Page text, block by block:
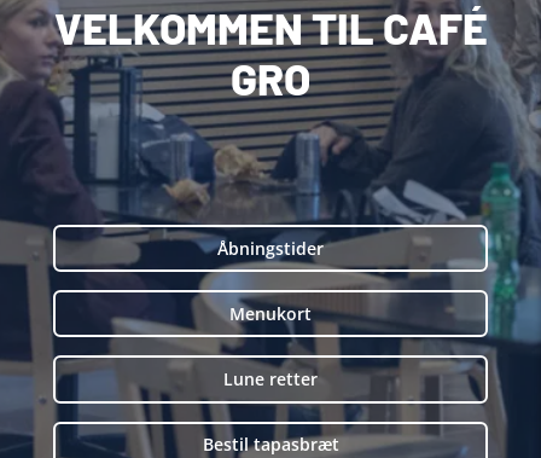
VELKOMMEN TIL CAFÉ
GRO
Åbningstider
Menukort
Lune retter
Bestil tapasbræt